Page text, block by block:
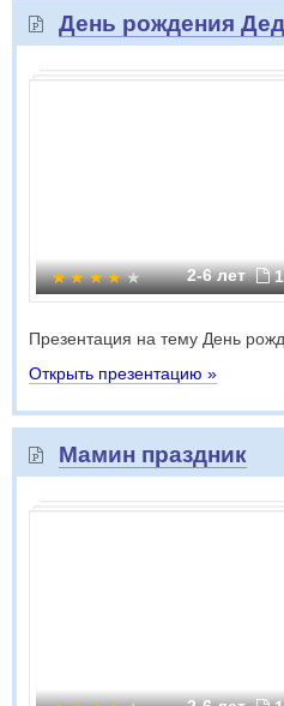
День рождения
2-6 лет
Презентация на тему День
Открыть презентацию »
Мамин праздник